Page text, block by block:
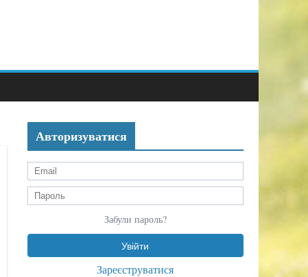
Авторизуватися
Забули пароль?
Зареєструватися